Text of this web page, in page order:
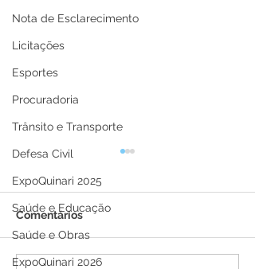
Nota de Esclarecimento
Licitações
Esportes
Procuradoria
Trânsito e Transporte
Defesa Civil
ExpoQuinari 2025
Saúde e Educação
Saúde e Obras
ExpoQuinari 2026
Comentários